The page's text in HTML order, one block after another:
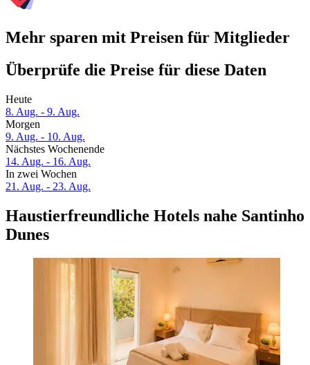
Mehr sparen mit Preisen für Mitglieder
Überprüfe die Preise für diese Daten
Heute
8. Aug. - 9. Aug.
Morgen
9. Aug. - 10. Aug.
Nächstes Wochenende
14. Aug. - 16. Aug.
In zwei Wochen
21. Aug. - 23. Aug.
Haustierfreundliche Hotels nahe Santinho
Dunes